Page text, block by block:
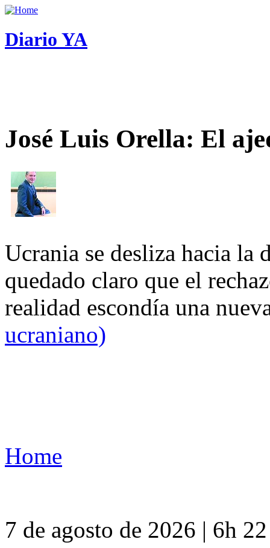
Diario YA
José Luis Orella: El
Ucrania se desliza hacia
quedado claro que el
realidad escondía una
ucraniano)
Home
7 de agosto de 2026 | 6h